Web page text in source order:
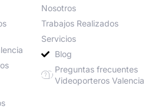
Nosotros
Trabajos Realizados
Servicios
Blog
Preguntas frecuentes
Videoporteros Valencia